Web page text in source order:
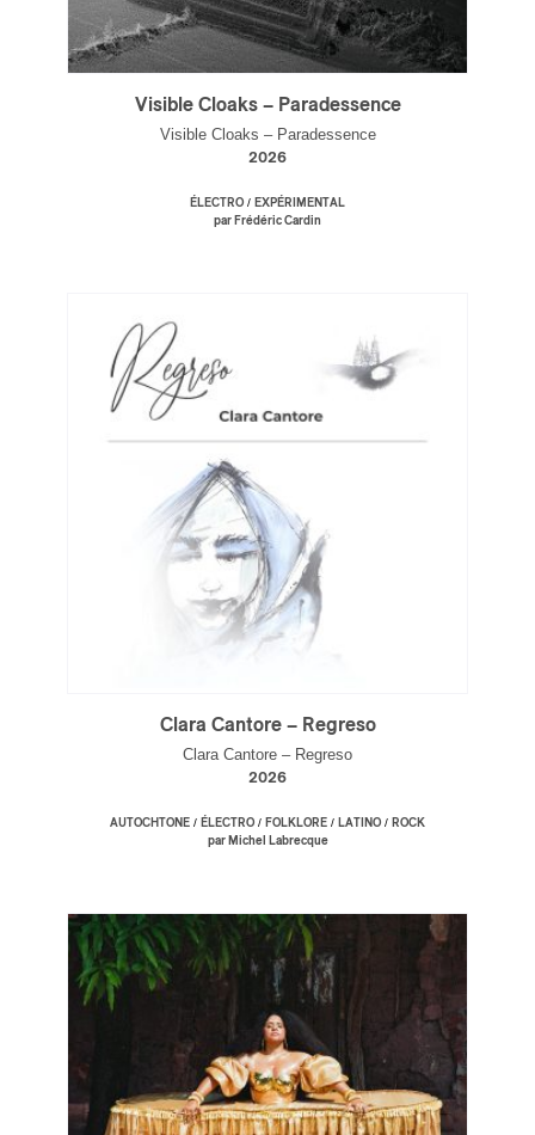
Visible Cloaks – Paradessence
Visible Cloaks – Paradessence
2026
ÉLECTRO / EXPÉRIMENTAL
par Frédéric Cardin
Clara Cantore – Regreso
Clara Cantore – Regreso
2026
AUTOCHTONE / ÉLECTRO / FOLKLORE / LATINO / ROCK
par Michel Labrecque